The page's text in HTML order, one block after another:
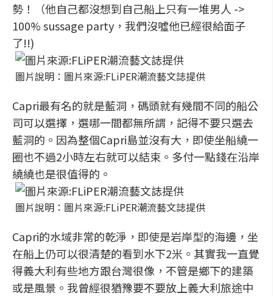
勢！（他自己都沒想到自己船上只有一堆男人 ->
100% sussage party，我們沒噓他已經很給面子
了!!)
圖片說明：圖片來源:FLiPER潮流藝文誌提供
Capri最有名的就是藍洞，碼頭就有幾間不同的船公
司可以選擇，選哪一間都無所謂，記得不要只選去
藍洞的。因為整個Capri島並沒有大，即使坐船繞一
圈也不過2小時左右就可以結束。多付一點錢在沿岸
繞繞也是很值得的。
圖片說明：圖片來源:FLiPER潮流藝文誌提供
Capri的水域非常的乾淨，即使是岩岸型的海邊，坐
在船上仍可以很清楚的看到水下2米。其實我一直覺
得義大利有些地方跟台灣很像，不管是鄉下的建築
或是風景。我曾經很猶豫要不要放上義大利旅途中